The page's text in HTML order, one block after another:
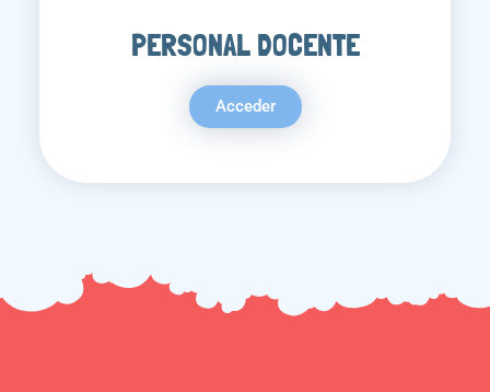
PERSONAL DOCENTE
Acceder